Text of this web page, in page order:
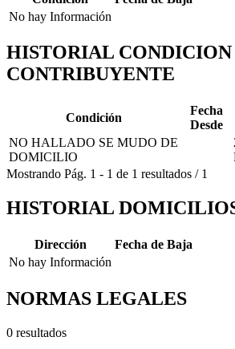
No hay Información
HISTORIAL CONDICION
CONTRIBUYENTE
Condición
Fecha
Desde
NO HALLADO SE MUDO DE
DOMICILIO
Mostrando Pág. 1 - 1 de 1 resultados / 1
HISTORIAL
Dirección
Fecha de Baja
No hay Información
NORMAS LEGALES
0 resultados